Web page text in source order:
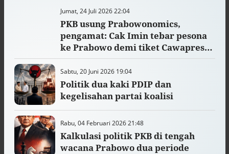
Jumat, 24 Juli 2026 22:04
PKB usung Prabowonomics,
pengamat: Cak Imin tebar pesona
ke Prabowo demi tiket Cawapres
2029?
Sabtu, 20 Juni 2026 19:04
Politik dua kaki PDIP dan
kegelisahan partai koalisi
Rabu, 04 Februari 2026 21:48
Kalkulasi politik PKB di tengah
wacana Prabowo dua periode
Efek jera untuk pejabat abai LHKPN
Alinea.id - Peristiwa
Buku berusia 900 tahun ditemukan di
arsip rahasia Vatikan, ada prediksi
Alinea.id - Peristiwa
Akar persoalan berulangnya kekerasan
DPR minta penerbitan sertifikat pagar
laut diproses hukum